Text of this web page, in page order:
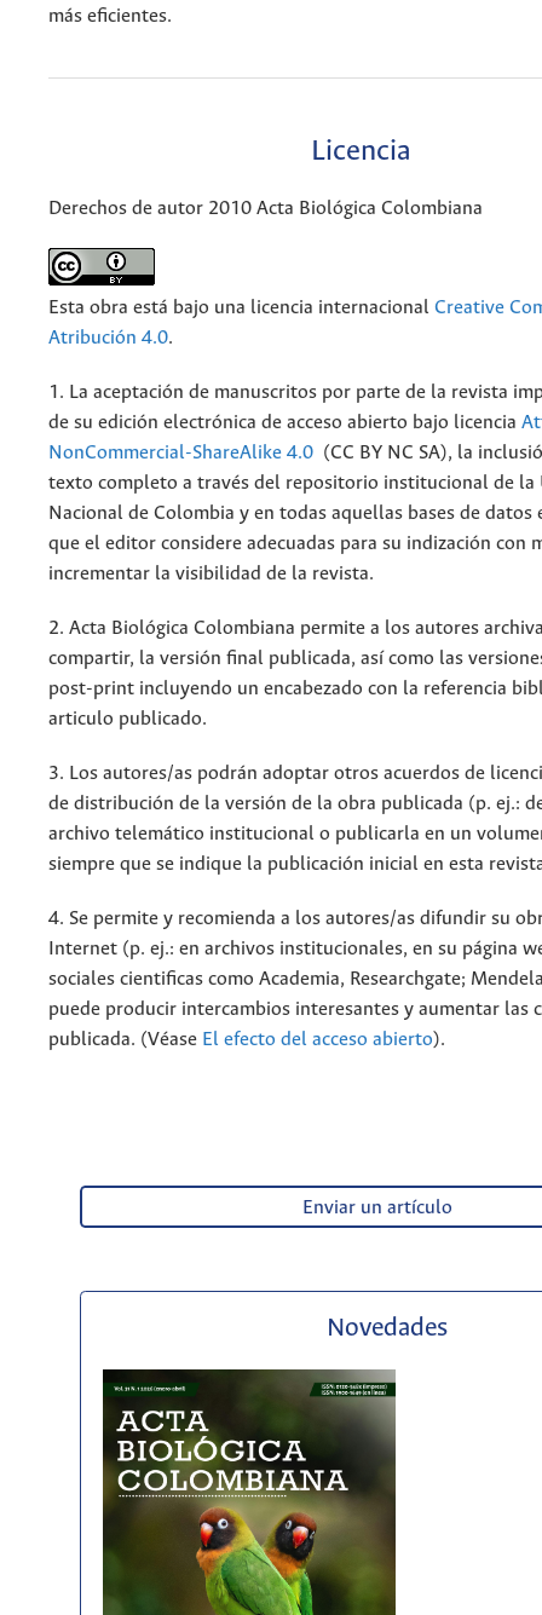
más eficientes.
Licencia
Derechos de autor 2010 Acta Biológica Colombiana
Esta obra está bajo una licencia internacional Creative
Atribución 4.0.
1. La aceptación de manuscritos por parte de la revista
de su edición electrónica de acceso abierto bajo licencia
NonCommercial-ShareAlike 4.0 (CC BY NC SA), la
texto completo a través del repositorio institucional de la
Nacional de Colombia y en todas aquellas bases de datos
que el editor considere adecuadas para su indización con
incrementar la visibilidad de la revista.
2. Acta Biológica Colombiana permite a los autores
compartir, la versión final publicada, así como las
post-print incluyendo un encabezado con la referencia
articulo publicado.
3. Los autores/as podrán adoptar otros acuerdos de
de distribución de la versión de la obra publicada (p. ej.:
archivo telemático institucional o publicarla en un
siempre que se indique la publicación inicial en esta
4. Se permite y recomienda a los autores/as difundir su
Internet (p. ej.: en archivos institucionales, en su página
sociales cientificas como Academia, Researchgate;
puede producir intercambios interesantes y aumentar las
publicada. (Véase El efecto del acceso abierto).
Enviar un artículo
Novedades